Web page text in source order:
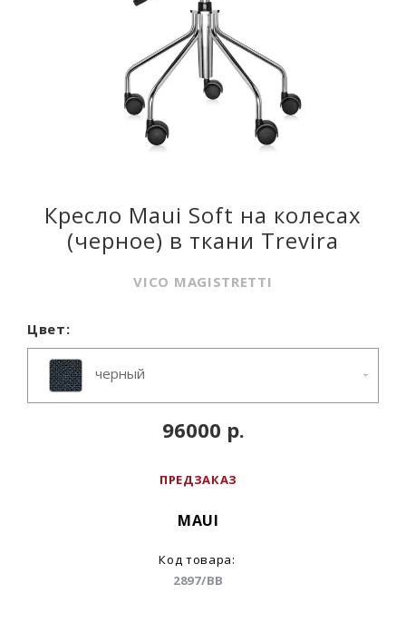
Кресло Maui Soft на колесах
(черное) в ткани Trevira
VICO MAGISTRETTI
ПРЕДЗАКАЗ
MAUI
Код товара:
2897/BB
96000 р.
Цвет:
черный